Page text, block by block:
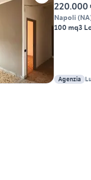
220.000
Napoli (NA
100 mq3
Agenzia